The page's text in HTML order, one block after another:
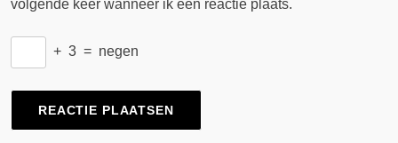
volgende keer wanneer ik een reactie plaats.
+ 3 = negen